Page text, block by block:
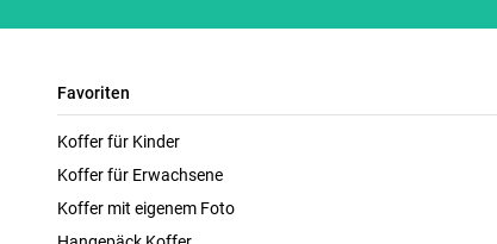
Favoriten
Koffer für Kinder
Koffer für Erwachsene
Koffer mit eigenem Foto